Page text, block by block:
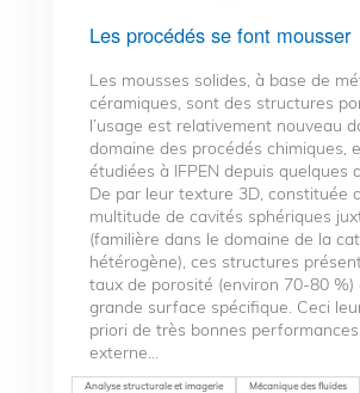
Les procédés se font mousser
Les mousses solides, à base de
céramiques, sont des structures
l’usage est relativement nouveau
domaine des procédés chimiques,
étudiées à IFPEN depuis quelques
De par leur texture 3D, constituée
multitude de cavités sphériques
(familière dans le domaine de la
hétérogène), ces structures
taux de porosité (environ 70-80 %)
grande surface spécifique. Ceci
priori de très bonnes
externe...
Analyse structurale et imagerie
Mécanique des fluides